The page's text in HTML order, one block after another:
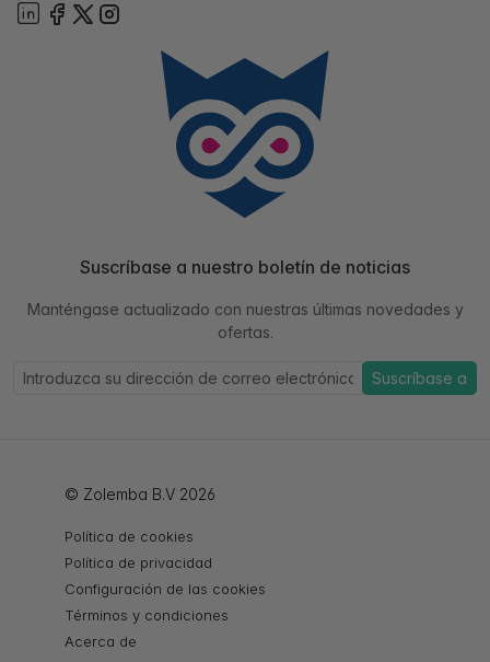
Suscríbase a nuestro boletín de noticias
Manténgase actualizado con nuestras últimas novedades y
ofertas.
Suscríbase a
© Zolemba B.V 2026
Política de cookies
Política de privacidad
Configuración de las cookies
Términos y condiciones
Acerca de